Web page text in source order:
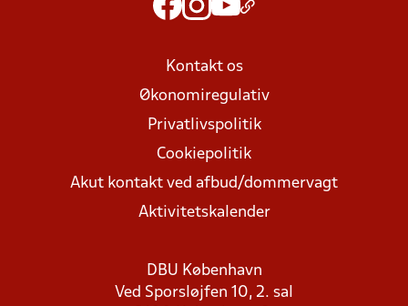
Kontakt os
Økonomiregulativ
Privatlivspolitik
Cookiepolitik
Akut kontakt ved afbud/dommervagt
Aktivitetskalender
DBU København
Ved Sporsløjfen 10, 2. sal